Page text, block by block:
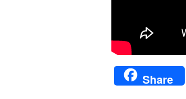
Share